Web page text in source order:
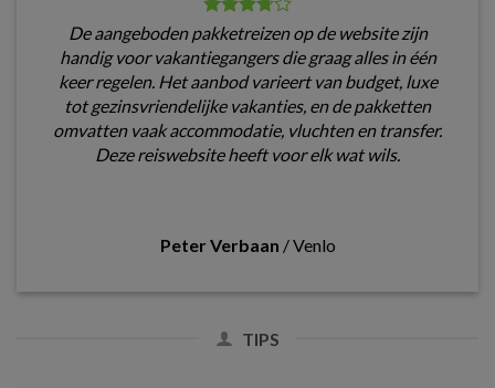
De aangeboden pakketreizen op de website zijn
handig voor vakantiegangers die graag alles in één
keer regelen. Het aanbod varieert van budget, luxe
tot gezinsvriendelijke vakanties, en de pakketten
omvatten vaak accommodatie, vluchten en transfer.
Deze reiswebsite heeft voor elk wat wils.
Peter Verbaan /Venlo
TIPS